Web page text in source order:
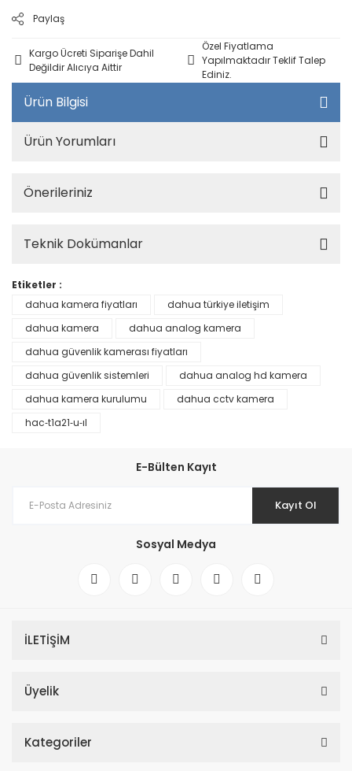
Paylaş
Kargo Ücreti Siparişe Dahil
Değildir Alıcıya Aittir
Özel Fiyatlama
Yapılmaktadır Teklif Talep
Ediniz.
Ürün Bilgisi
Ürün Yorumları
Önerileriniz
Teknik Dokümanlar
Etiketler :
dahua kamera fiyatları
dahua türkiye iletişim
dahua kamera
dahua analog kamera
dahua güvenlik kamerası fiyatları
dahua güvenlik sistemleri
dahua analog hd kamera
dahua kamera kurulumu
dahua cctv kamera
hac‐t1a21‐u‐ıl
E-Bülten Kayıt
Kayıt Ol
Sosyal Medya
İLETİŞİM
Üyelik
Kategoriler